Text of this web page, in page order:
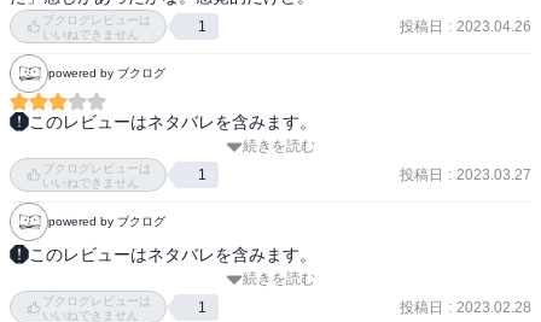
ブクログレビューは
いいねできません
1 投稿日 : 2023.04.26
powered by ブクログ
このレビューはネタバレを含みます。
二作目の今作は、離婚案件が得意な弁護士がワインボトルで殴られ
て殺される事件から始まる。
どうも海外ミステリーが苦手なもので、登場人物の名前や人物像が
頭に定着せず、表紙裏の登場人物リストを何度も見返してしまっ
た。ロンドンやヨークシャーの様子を知っていたらもっと楽しめた
続きを読む
ブクログレビューは
いいねできません
1 投稿日 : 2023.03.27
powered by ブクログ
このレビューはネタバレを含みます。
一作目が面白かったので、ワクワクしながら読みました。読みやす
く面白い文章は相変わらず、日本人作家の描写のそれらしさが大変
続きを読む
ブクログレビューは
いいねできません
1 投稿日 : 2023.02.28